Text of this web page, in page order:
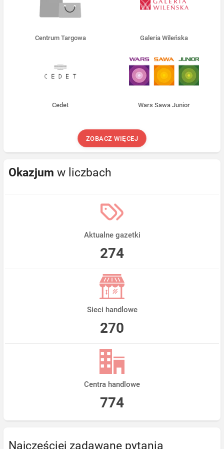
Centrum Targowa Galeria Wileńska
Cedet Wars Sawa Junior
ZOBACZ WIĘCEJ
Okazjum w liczbach
Aktualne gazetki
274
Sieci handlowe
270
Centra handlowe
774
Najczęściej zadawane pytania